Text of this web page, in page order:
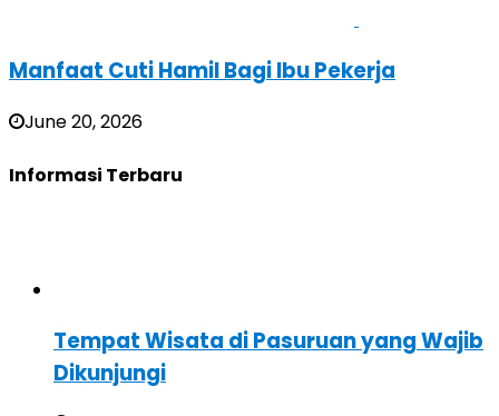
Manfaat Cuti Hamil Bagi Ibu Pekerja
June 20, 2026
Informasi Terbaru
Tempat Wisata di Pasuruan yang Wajib
Dikunjungi